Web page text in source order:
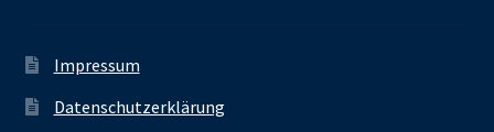
Impressum
Datenschutzerklärung